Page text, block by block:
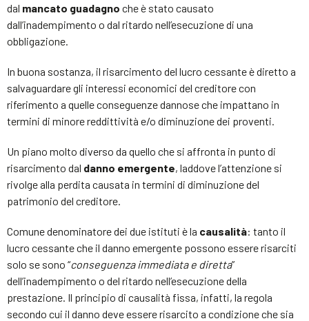
dal mancato guadagno che è stato causato
dall’inadempimento o dal ritardo nell’esecuzione di una
obbligazione.
In buona sostanza, il risarcimento del lucro cessante è diretto a
salvaguardare gli interessi economici del creditore con
riferimento a quelle conseguenze dannose che impattano in
termini di minore reddittività e/o diminuzione dei proventi.
Un piano molto diverso da quello che si affronta in punto di
risarcimento dal danno emergente, laddove l’attenzione si
rivolge alla perdita causata in termini di diminuzione del
patrimonio del creditore.
Comune denominatore dei due istituti è la causalità: tanto il
lucro cessante che il danno emergente possono essere risarciti
solo se sono “conseguenza immediata e diretta”
dell’inadempimento o del ritardo nell’esecuzione della
prestazione. Il principio di causalità fissa, infatti, la regola
secondo cui il danno deve essere risarcito a condizione che sia